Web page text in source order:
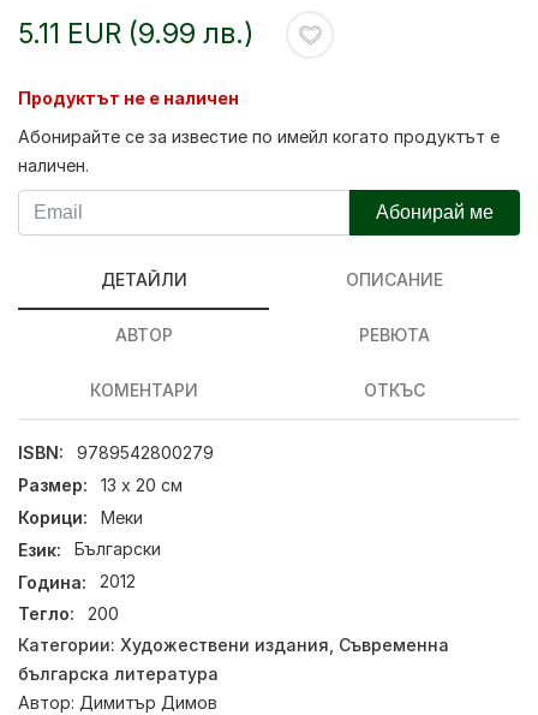
5.11 EUR (9.99 лв.)
Продуктът не е наличен
Абонирайте се за известие по имейл когато продуктът е
наличен.
Абонирай ме
ДЕТАЙЛИ ОПИСАНИЕ
АВТОР РЕВЮТА
КОМЕНТАРИ ОТКЪС
ISBN:
9789542800279
Размер:
13 х 20 см
Корици:
Меки
Език:
Български
Година:
2012
Тегло:
200
Категории: Художествени издания Съвременна
българска литература
Автор: Димитър Димов